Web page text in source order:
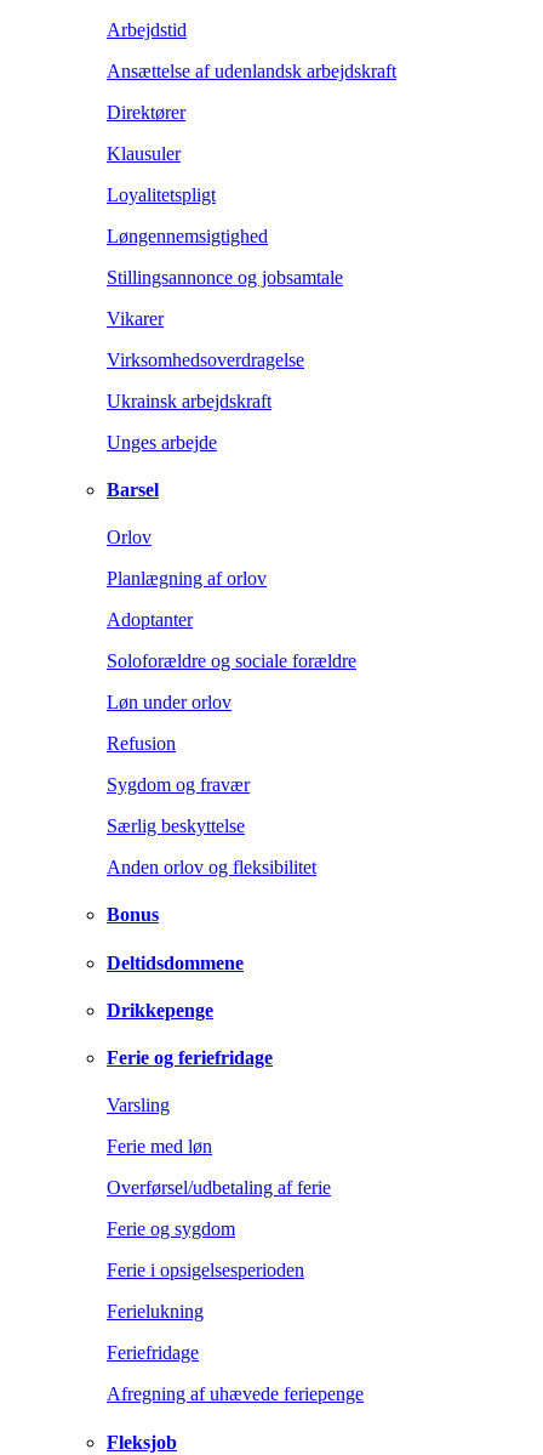
Arbejdstid
Ansættelse af udenlandsk arbejdskraft
Direktører
Klausuler
Loyalitetspligt
Løngennemsigtighed
Stillingsannonce og jobsamtale
Vikarer
Virksomhedsoverdragelse
Ukrainsk arbejdskraft
Unges arbejde
Barsel
Orlov
Planlægning af orlov
Adoptanter
Soloforældre og sociale forældre
Løn under orlov
Refusion
Sygdom og fravær
Særlig beskyttelse
Anden orlov og fleksibilitet
Bonus
Deltidsdommene
Drikkepenge
Ferie og feriefridage
Varsling
Ferie med løn
Overførsel/udbetaling af ferie
Ferie og sygdom
Ferie i opsigelsesperioden
Ferielukning
Feriefridage
Afregning af uhævede feriepenge
Fleksjob